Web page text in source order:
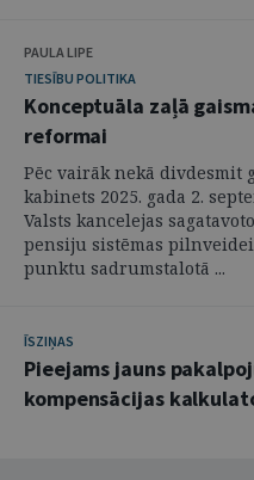
PAULA LIPE
TIESĪBU POLITIKA
Konceptuāla zaļā
reformai
Pēc vairāk nekā
kabinets 2025. gada 2.
Valsts kancelejas
pensiju sistēmas
punktu sadrumstalotā ...
ĪSZIŅAS
Pieejams jauns
kompensācijas